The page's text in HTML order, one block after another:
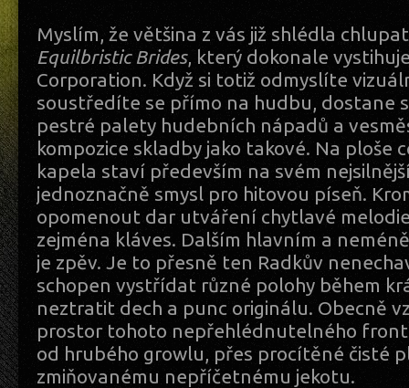
Myslím, že většina z vás již shlédla
Equilbristic Brides, který dokonale
Corporation. Když si totiž odmyslíte
soustředíte se přímo na hudbu, dostane
pestré palety hudebních nápadů a
kompozice skladby jako takové. Na ploše
kapela staví především na svém
jednoznačně smysl pro hitovou píseň.
opomenout dar utváření chytlavé
zejména kláves. Dalším hlavním a
je zpěv. Je to přesně ten Radkův
schopen vystřídat různé polohy během
neztratit dech a punc originálu. Obecně
prostor tohoto nepřehlédnutelného
od hrubého growlu, přes procítěné čisté
zmiňovanému nepříčetnému jekotu.